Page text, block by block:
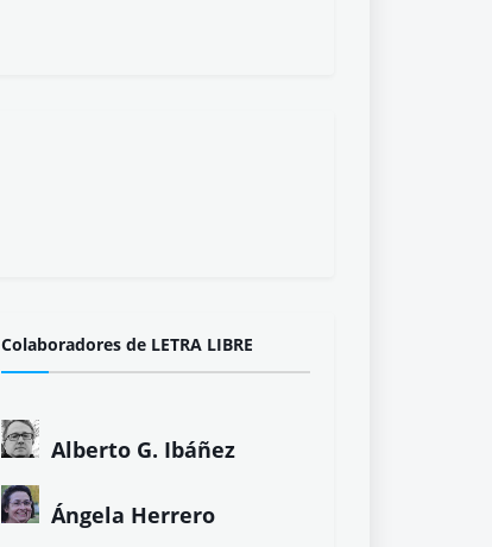
Colaboradores de LETRA LIBRE
Alberto G. Ibáñez
Ángela Herrero